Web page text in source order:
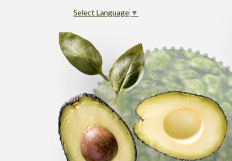
Select Language ▼